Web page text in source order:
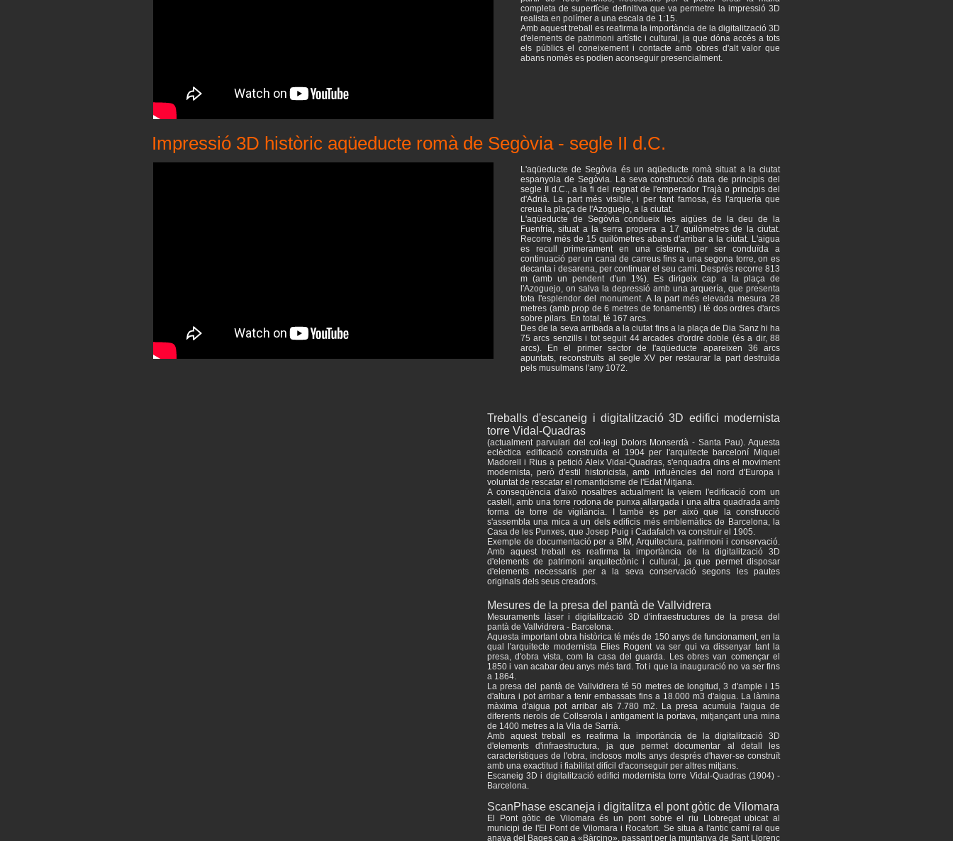
completa de superfície definitiva que va permetre la impressió 3D
realista en polímer a una escala de 1:15.
Amb aquest treball es reafirma la importància de la digitalització 3D
d'elements de patrimoni artístic i cultural, ja que dóna accés a tots
els públics el coneixement i contacte amb obres d'alt valor que
abans només es podien aconseguir presencialment.
Impressió 3D històric aqüeducte romà de Segòvia - segle II d.C.
L'aqüeducte de Segòvia és un aqüeducte romà situat a la ciutat
espanyola de Segòvia. La seva construcció data de principis del
segle II d.C., a la fi del regnat de l'emperador Trajà o principis del
d'Adrià. La part més visible, i per tant famosa, és l'arquería que
creua la plaça de l'Azoguejo, a la ciutat.
L'aqüeducte de Segòvia condueix les aigües de la deu de la
Fuenfría, situat a la serra propera a 17 quilòmetres de la ciutat.
Recorre més de 15 quilòmetres abans d'arribar a la ciutat. L'aigua
es recull primerament en una cisterna, per ser conduïda a
continuació per un canal de carreus fins a una segona torre, on es
decanta i desarena, per continuar el seu camí. Després recorre 813
m (amb un pendent d'un 1%). Es dirigeix ​​cap a la plaça de
l'Azoguejo, on salva la depressió amb una arquería, que presenta
tota l'esplendor del monument. A la part més elevada mesura 28
metres (amb prop de 6 metres de fonaments) i té dos ordres d'arcs
sobre pilars. En total, té 167 arcs.
Des de la seva arribada a la ciutat fins a la plaça de Dia Sanz hi ha
75 arcs senzills i tot seguit 44 arcades d'ordre doble (és a dir, 88
arcs). En el primer sector de l'aqüeducte apareixen 36 arcs
apuntats, reconstruïts al segle XV per restaurar la part destruïda
pels musulmans l'any 1072.
Treballs d'escaneig i digitalització 3D edifici modernista
torre Vidal-Quadras
(actualment parvulari del col·legi Dolors Monserdà - Santa Pau). Aquesta
eclèctica edificació construïda el 1904 per l'arquitecte barceloní Miquel
Madorell i Rius a petició Aleix Vidal-Quadras, s'enquadra dins el moviment
modernista, però d'estil historicista, amb influències del nord d'Europa i
voluntat de rescatar el romanticisme de l'Edat Mitjana.
A conseqüència d'això nosaltres actualment la veiem l'edificació com un
castell, amb una torre rodona de punxa allargada i una altra quadrada amb
forma de torre de vigilància. I també és per això que la construcció
s'assembla una mica a un dels edificis més emblemàtics de Barcelona, ​​la
Casa de les Punxes, que Josep Puig i Cadafalch va construir el 1905.
Exemple de documentació per a BIM, Arquitectura, patrimoni i conservació.
Amb aquest treball es reafirma la importància de la digitalització 3D
d'elements de patrimoni arquitectònic i cultural, ja que permet disposar
d'elements necessaris per a la seva conservació segons les pautes
originals dels seus creadors.
Mesures de la presa del pantà de Vallvidrera
Mesuraments làser i digitalització 3D d'infraestructures de la presa del
pantà de Vallvidrera - Barcelona.
Aquesta important obra històrica té més de 150 anys de funcionament, en la
qual l'arquitecte modernista Elies Rogent va ser qui va dissenyar tant la
presa, d'obra vista, com la casa del guarda. Les obres van començar el
1850 i van acabar deu anys més tard. Tot i que la inauguració no va ser fins
a 1864.
La presa del pantà de Vallvidrera té 50 metres de longitud, 3 d'ample i 15
d'altura i pot arribar a tenir embassats fins a 18.000 m3 d'aigua. La làmina
màxima d'aigua pot arribar als 7.780 m2. La presa acumula l'aigua de
diferents rierols de Collserola i antigament la portava, mitjançant una mina
de 1400 metres a la Vila de Sarrià.
Amb aquest treball es reafirma la importància de la digitalització 3D
d'elements d'infraestructura, ja que permet documentar al detall les
característiques de l'obra, inclosos molts anys després d'haver-se construït
amb una exactitud i fiabilitat difícil d'aconseguir per altres mitjans.
Escaneig 3D i digitalització edifici modernista torre Vidal-Quadras (1904) -
Barcelona.
ScanPhase escaneja i digitalitza el pont gòtic de Vilomara
El Pont gòtic de Vilomara és un pont sobre el riu Llobregat ubicat al
municipi de l'El Pont de Vilomara i Rocafort. Se situa a l'antic camí ral que
anava del Bages cap a «Bàrcino», passant per la muntanya de Sant Llorenç